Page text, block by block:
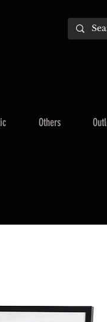
Others